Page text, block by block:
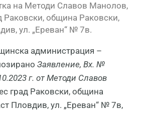
на Методи Славов Манолов,
Раковски, община Раковски,
ул. „Ереван“ № 7в.
администрация –
Заявление, Вх. №
г. от Методи Славов
град Раковски, община
Пловдив, ул. „Ереван“ № 7в,